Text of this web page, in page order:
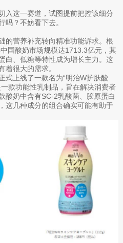
入这一赛道，试图提前把控该细分
吗？不妨看下去。
的营养补充转向精准功能诉求。根
国酸奶市场规模达1713.3亿元，其
白、低糖等特性成为增长主力。这
着很大的需求。
式上线了一款名为“明治W护肤酸
款功能性乳制品，旨在解决消费者
酸奶中含有SC-2乳酸菌、胶原蛋白
这几种成分的组合确实可能有助于